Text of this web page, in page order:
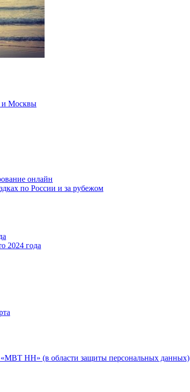
и Москвы
онлайн
по России и за рубежом
2024 года
НН» (в области защиты персональных данных)